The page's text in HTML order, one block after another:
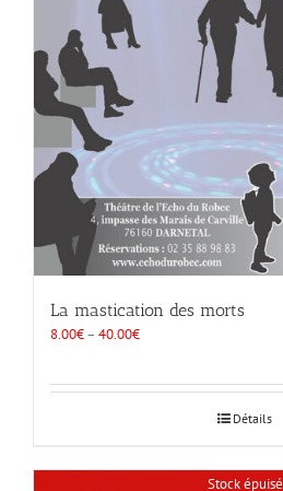
La mastication des morts
8.00€– 40.00€
Détails
Stock épuisé